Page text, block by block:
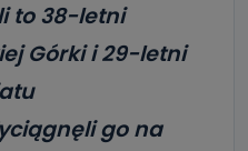
to 38-letni
Górki i 29-letni
go na